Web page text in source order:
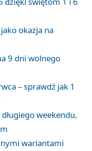
okazja na
9 dni wolnego
– sprawdź jak 1
weekendu,
wariantami